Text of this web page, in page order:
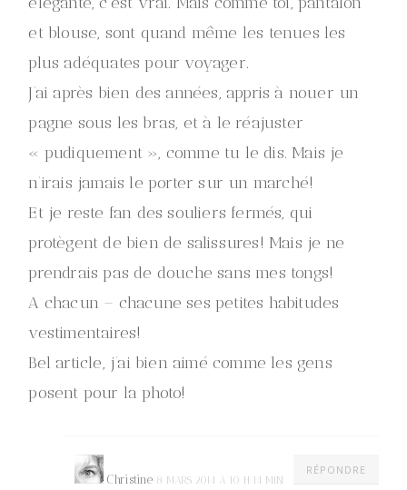
et blouse, sont quand même les tenues les
plus adéquates pour voyager.
J’ai après bien des années, appris à nouer un
pagne sous les bras, et à le réajuster
« pudiquement », comme tu le dis. Mais je
n’irais jamais le porter sur un marché!
Et je reste fan des souliers fermés, qui
protègent de bien de salissures! Mais je ne
prendrais pas de douche sans mes tongs!
A chacun – chacune ses petites habitudes
vestimentaires!
Bel article, j’ai bien aimé comme les gens
posent pour la photo!
RÉPONDRE
Christine 8 MARS 2014 À 10 H 14 MIN